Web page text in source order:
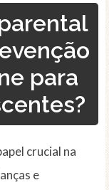
para
crucial na
e